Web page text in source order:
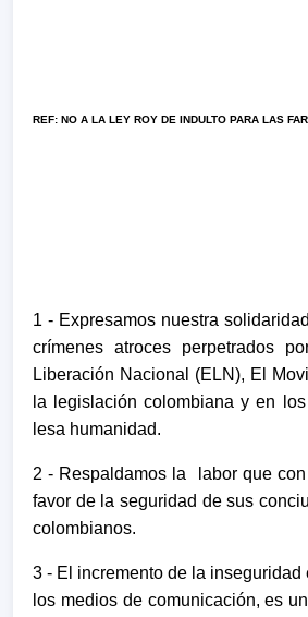
REF: NO A LA LEY ROY DE INDULTO PARA LAS
1 - Expresamos nuestra
crímenes atroces perpetrados
Liberación Nacional (ELN), El
la legislación colombiana y en
lesa humanidad.
2 - Respaldamos la labor que
favor de la seguridad de sus
colombianos.
3 - El incremento de la
los medios de comunicación, es